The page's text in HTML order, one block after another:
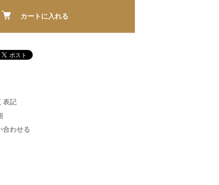
カートに入れる
表記
合わせる